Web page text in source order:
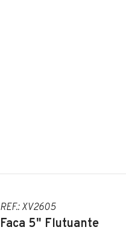
REF.: XV2605
Faca 5" Flutuante